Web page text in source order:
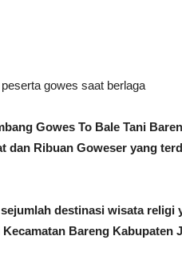
gowes saat berlaga
Gowes To Bale Tani
dan Ribuan Goweser yang
destinasi wisata
Bareng Kabupaten